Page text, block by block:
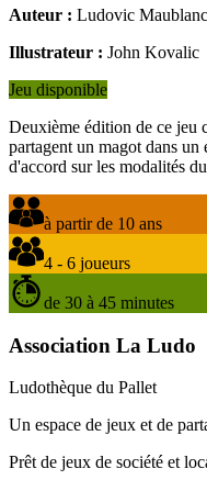
Auteur : Ludovic Maublanc
Illustrateur : John Kovalic
Jeu disponible
Deuxième édition de ce jeu
partagent un magot dans un
d'accord sur les modalités
à partir de 10 ans
4 - 6 joueurs
de 30 à 45 minutes
Association La Ludo
Ludothèque du Pallet
Un espace de jeux et de
Prêt de jeux de société et